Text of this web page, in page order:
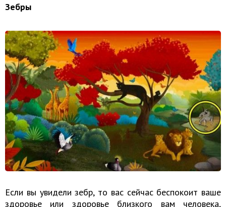
Зебры
Если вы увидели зебр, то вас сейчас беспокоит ваше
здоровье или здоровье близкого вам человека,